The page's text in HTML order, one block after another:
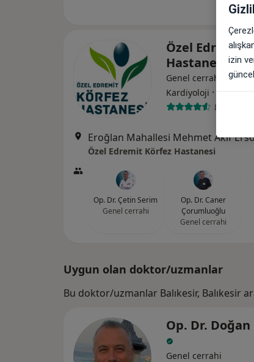
Özel Edremit
Hastanesi
Genel cerrahi, İç
Kardiyoloji ·
89 görüş
Özel Edremit Körfez Hastanesi
Op. Dr. Çetin Serim
Genel cerrahi
Op. Dr. Caner
Çorumluoğlu
Genel cerrahi
Uygun olan doktor/uzmanlar
Bu doktor/uzmanlar Balıkesir, Balıkesir
Op. Dr. Doğan
Genel cerrahi
izin